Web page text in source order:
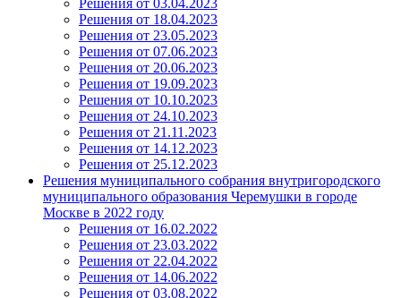
Решения от 03.04.2023
Решения от 18.04.2023
Решения от 23.05.2023
Решения от 07.06.2023
Решения от 20.06.2023
Решения от 19.09.2023
Решения от 10.10.2023
Решения от 24.10.2023
Решения от 21.11.2023
Решения от 14.12.2023
Решения от 25.12.2023
Решения муниципального собрания внутригородского
муниципального образования Черемушки в городе
Москве в 2022 году
Решения от 16.02.2022
Решения от 23.03.2022
Решения от 22.04.2022
Решения от 14.06.2022
Решения от 03.08.2022